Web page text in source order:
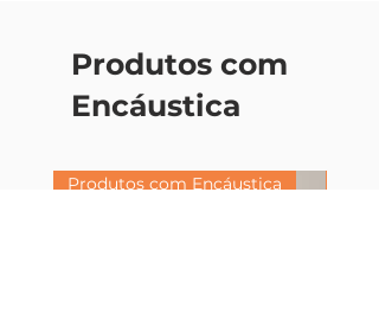
Youtube: https://youtu.be/dsuo1Vi
Produtos com
Encáustica
Produtos com Encáustica